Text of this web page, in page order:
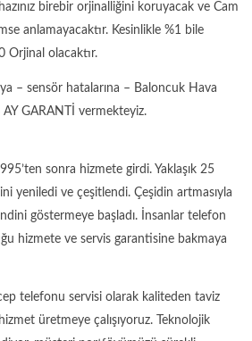
birebir orjinalliğini koruyacak ve Cam
anlamayacaktır. Kesinlikle %1 bile
Orjinal olacaktır.
– sensör hatalarına – Baloncuk Hava
AY GARANTİ vermekteyiz.
sonra hizmete girdi. Yaklaşık 25
yeniledi ve çeşitlendi. Çeşidin artmasıyla
göstermeye başladı. İnsanlar telefon
hizmete ve servis garantisine bakmaya
telefonu servisi olarak kaliteden taviz
üretmeye çalışıyoruz. Teknolojik